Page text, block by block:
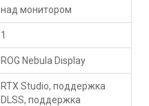
над монитором
1
ROG Nebula Display
RTX Studio, поддержка
DLSS, поддержка